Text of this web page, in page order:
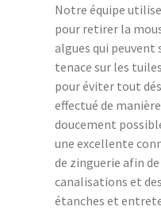
Notre équipe
pour retirer la
algues qui peuvent
tenace sur les
pour éviter tout
effectué de
doucement
une excellente
de zinguerie afin
canalisations et
étanches et